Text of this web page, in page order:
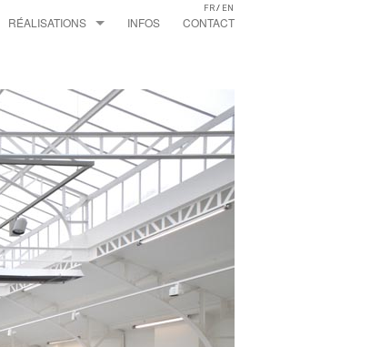
FR/ EN
RÉALISATIONS
EXTENSIONS
APPARTEMENTS
LOFTS
ESPACES PROFESSIONNELS
INFOS CONTACT